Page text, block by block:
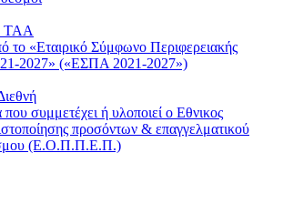
ΤΑΑ
το «Εταιρικό Σύμφωνο Περιφερειακής
2027» («ΕΣΠΑ 2021-2027»)
συμμετέχει ή υλοποιεί ο Εθνικος
προσόντων & επαγγελματικού
(Ε.Ο.Π.Π.Ε.Π.)